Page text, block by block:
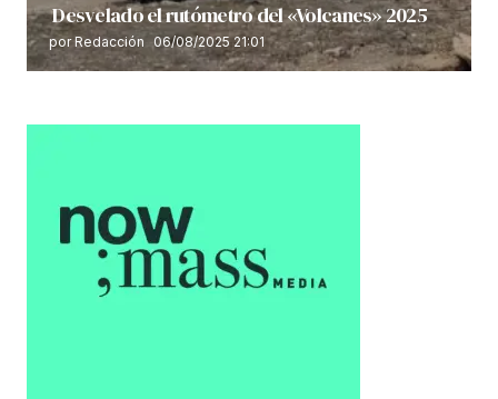
Desvelado el rutómetro del «Volcanes» 2025
por Redacción 06/08/2025 21:01